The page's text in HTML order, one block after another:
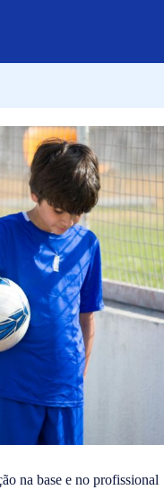
na base e no profissional